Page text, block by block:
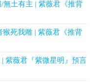
無土有主 | 紫薇君《推背
猴死我雕 | 紫薇君《推背
紫薇君『紫微星明』預言